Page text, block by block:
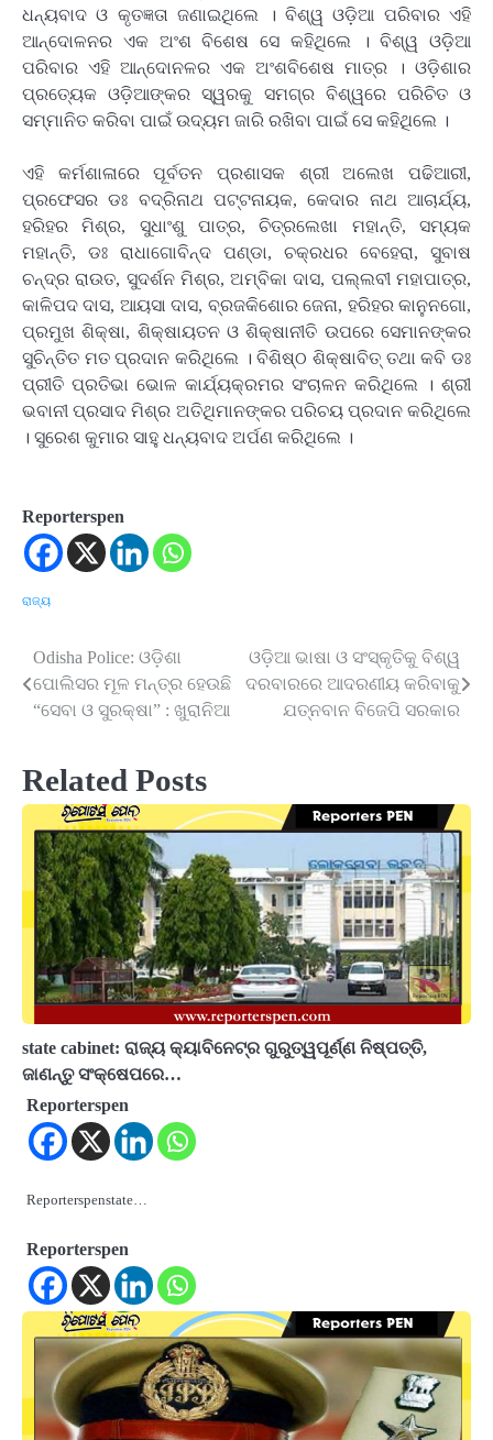
ଧନ୍ୟବାଦ ଓ କୃତଜ୍ଞତା ଜଣାଇଥିଲେ । ବିଶ୍ୱ ଓଡ଼ିଆ ପରିବାର ଏହି
ଆନ୍ଦୋଳନର ଏକ ଅଂଶ ବିଶେଷ ସେ କହିଥିଲେ । ବିଶ୍ୱ ଓଡ଼ିଆ
ପରିବାର ଏହି ଆନ୍ଦୋନଳର ଏକ ଅଂଶବିଶେଷ ମାତ୍ର । ଓଡ଼ିଶାର
ପ୍ରତ୍ୟେକ ଓଡ଼ିଆଙ୍କର ସ୍ୱରକୁ ସମଗ୍ର ବିଶ୍ୱରେ ପରିଚିତ ଓ
ସମ୍ମାନିତ କରିବା ପାଇଁ ଉଦ୍ୟମ ଜାରି ରଖିବା ପାଇଁ ସେ କହିଥିଲେ ।
ଏହି କର୍ମଶାଳାରେ ପୂର୍ବତନ ପ୍ରଶାସକ ଶ୍ରୀ ଅଲେଖ ପଢିଆରୀ,
ପ୍ରଫେସର ଡଃ ବଦ୍ରିନାଥ ପଟ୍ଟନାୟକ, କେଦାର ନାଥ ଆଚାର୍ଯ୍ୟ,
ହରିହର ମିଶ୍ର, ସୁଧାଂଶୁ ପାତ୍ର, ଚିତ୍ରଲେଖା ମହାନ୍ତି, ସମ୍ୟକ
ମହାନ୍ତି, ଡଃ ରାଧାଗୋବିନ୍ଦ ପଣ୍ଡା, ଚକ୍ରଧର ବେହେରା, ସୁବାଷ
ଚନ୍ଦ୍ର ରାଉତ, ସୁଦର୍ଶନ ମିଶ୍ର, ଅମ୍ବିକା ଦାସ, ପଲ୍ଲବୀ ମହାପାତ୍ର,
କାଳିପଦ ଦାସ, ଆୟସା ଦାସ, ବ୍ରଜକିଶୋର ଜେନା, ହରିହର କାନୁନଗୋ,
ପ୍ରମୁଖ ଶିକ୍ଷା, ଶିକ୍ଷାୟତନ ଓ ଶିକ୍ଷାନୀତି ଉପରେ ସେମାନଙ୍କର
ସୁଚିନ୍ତିତ ମତ ପ୍ରଦାନ କରିଥିଲେ । ବିଶିଷ୍ଠ ଶିକ୍ଷାବିତ୍ ତଥା କବି ଡଃ
ପ୍ରୀତି ପ୍ରତିଭା ଭୋଳ କାର୍ଯ୍ୟକ୍ରମର ସଂଚାଳନ କରିଥିଲେ । ଶ୍ରୀ
ଭବାନୀ ପ୍ରସାଦ ମିଶ୍ର ଅତିଥିମାନଙ୍କର ପରିଚୟ ପ୍ରଦାନ କରିଥିଲେ
। ସୁରେଶ କୁମାର ସାହୁ ଧନ୍ୟବାଦ ଅର୍ପଣ କରିଥିଲେ ।
Reporterspen
ରାଜ୍ୟ
Post
navigation
Odisha Police: ଓଡ଼ିଶା
ପୋଲିସର ମୂଳ ମନ୍ତ୍ର ହେଉଛି
“ସେବା ଓ ସୁରକ୍ଷା” : ଖୁରାନିଆ
ଓଡ଼ିଆ ଭାଷା ଓ ସଂସ୍କୃତିକୁ ବିଶ୍ୱ
ଦରବାରରେ ଆଦରଣୀୟ କରିବାକୁ
ଯତ୍ନବାନ ବିଜେପି ସରକାର
Related Posts
state cabinet: ରାଜ୍ୟ କ୍ୟାବିନେଟ୍‌ର ଗୁରୁତ୍ୱପୂର୍ଣ୍ଣ ନିଷ୍ପତ୍ତି,
ଜାଣନ୍ତୁ ସଂକ୍ଷେପରେ…
Reporterspen
Reporterspenstate…
Reporterspen